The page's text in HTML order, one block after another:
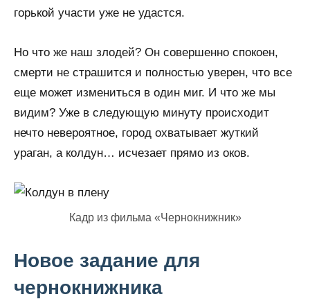
горькой участи уже не удастся.
Но что же наш злодей? Он совершенно спокоен,
смерти не страшится и полностью уверен, что все
еще может измениться в один миг. И что же мы
видим? Уже в следующую минуту происходит
нечто невероятное, город охватывает жуткий
ураган, а колдун… исчезает прямо из оков.
Кадр из фильма «Чернокнижник»
Новое задание для
чернокнижника